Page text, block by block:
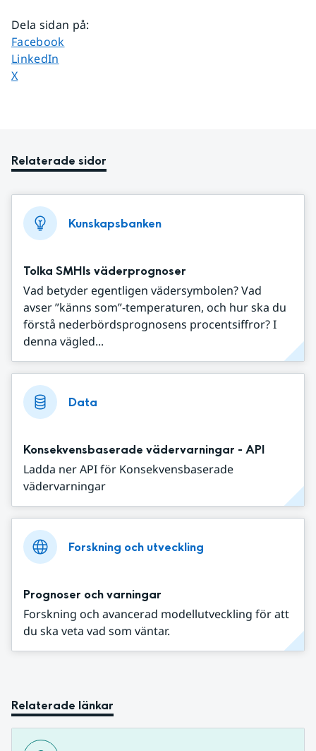
Dela sidan på:
Dela sidan på
Facebook
Dela sidan på
LinkedIn
Dela sidan på
X
Relaterade sidor
Kunskapsbanken
Tolka SMHIs väderprognoser
Vad betyder egentligen vädersymbolen? Vad
avser ”känns som”-temperaturen, och hur ska du
förstå nederbördsprognosens procentsiffror? I
denna vägled...
Data
Konsekvensbaserade vädervarningar - API
Ladda ner API för Konsekvensbaserade
vädervarningar
Forskning och utveckling
Prognoser och varningar
Forskning och avancerad modellutveckling för att
du ska veta vad som väntar.
Relaterade länkar